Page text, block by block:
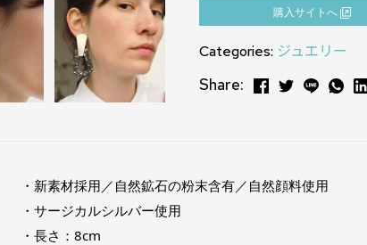
購⼊サイトへ
Categories: ジュエリー
Share:
・新素材採用／自然鉱石の粉末含有／自然顔料使用
・サージカルシルバー使用
・長さ：8cm